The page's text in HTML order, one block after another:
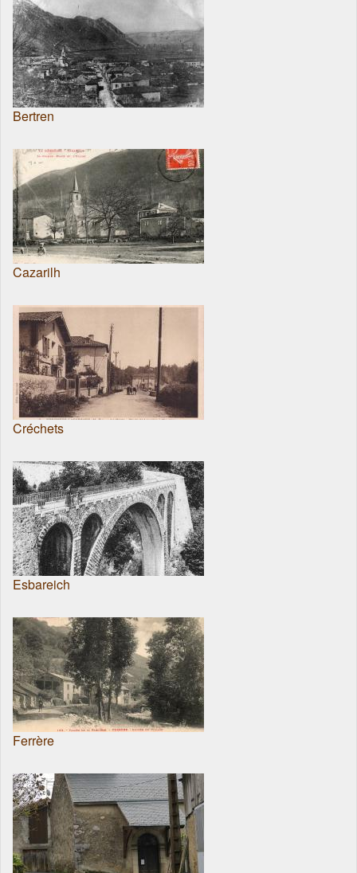
Bertren
Cazarilh
Créchets
Esbareich
Ferrère